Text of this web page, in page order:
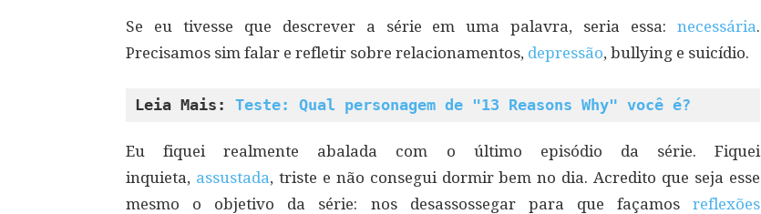
Se eu tivesse que descrever a série em uma palavra, seria essa: necessária.
Precisamos sim falar e refletir sobre relacionamentos, depressão, bullying e suicídio.
Leia Mais: Teste: Qual personagem de "13 Reasons Why" você é?
Eu fiquei realmente abalada com o último episódio da série. Fiquei
inquieta, assustada, triste e não consegui dormir bem no dia. Acredito que seja esse
mesmo o objetivo da série: nos desassossegar para que façamos reflexões